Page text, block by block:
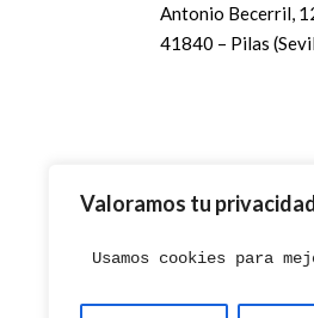
Valoramos tu
Usamos cookies para
Antonio Becerril,
41840 – Pilas